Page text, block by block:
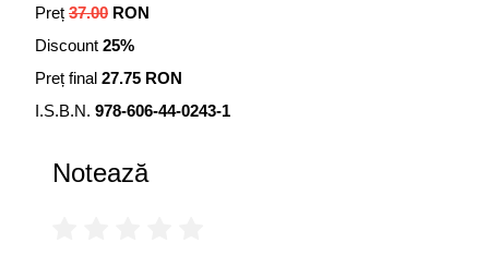
urmezi indicatoarele plasate de el, pentru a ajunge la
destinația mult visată. Ești pregătit? Maestrul Napoleon
Hill te așteaptă să-l urmezi. Deschide cartea și-o să
urmele autorului. Nici nu se pune problema să te
Judith Williamson
Preț 37.00 RON
Discount 25%
Preț final 27.75 RON
I.S.B.N. 978-606-44-0243-1
Notează